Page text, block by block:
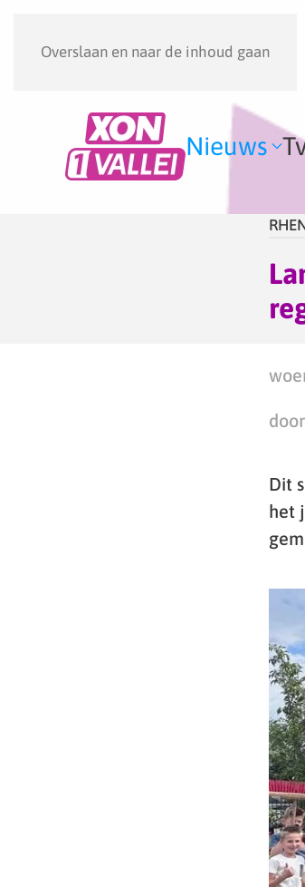
Overslaan en naar de inhoud gaan
Nieuws
Dit
het